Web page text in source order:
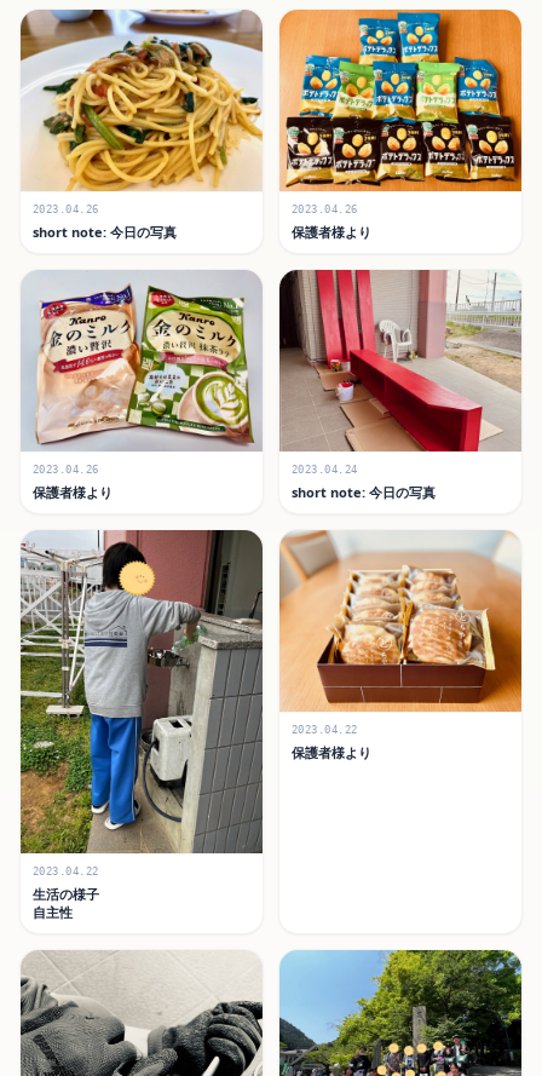
2023.04.26
short note: 今日の写真
2023.04.26
保護者様より
2023.04.26
保護者様より
2023.04.24
short note: 今日の写真
2023.04.22
生活の様子
自主性
2023.04.22
保護者様より